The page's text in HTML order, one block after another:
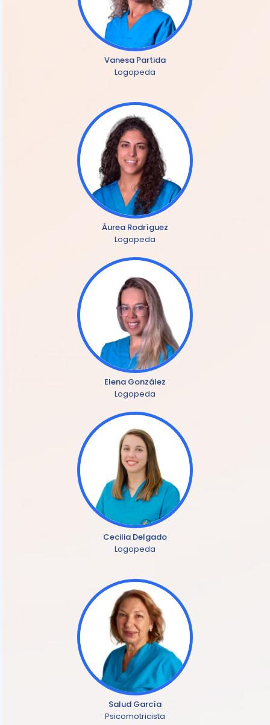
Vanesa Partida
Logopeda
Áurea Rodríguez
Logopeda
Elena González
Logopeda
Cecilia Delgado
Logopeda
Salud García
Psicomotricista